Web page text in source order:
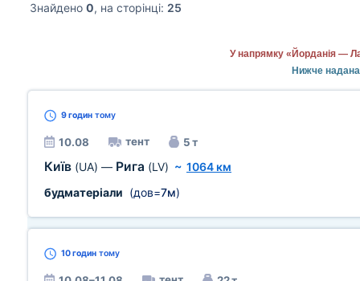
Знайдено 0, на сторінці: 25
У напрямку «Йорданія —
Нижче надана
9 годин тому
10.08 тент 5 т
Київ (UA) — Рига (LV) ~ 1064 км
будматеріали (дов=7м)
10 годин тому